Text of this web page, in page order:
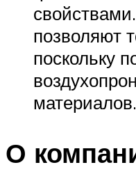
позволяют
поскольку
материалов.
О